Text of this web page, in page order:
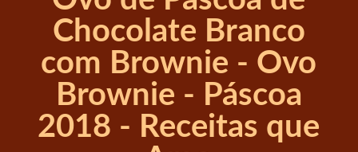
Chocolate Branco
com Brownie - Ovo
Brownie - Páscoa
2018 - Receitas que